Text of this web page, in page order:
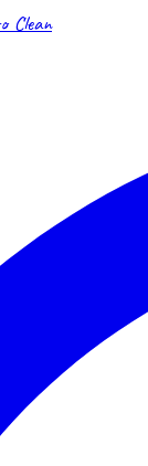
Clean